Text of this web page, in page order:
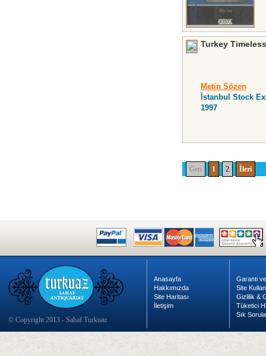
Turkey
Metin Sözen
İstanbul Stock
1997
Geri 1 2 İleri
© Copyright 2013 - Sahaf Turkuaz
Anasayfa
Hakkımızda
Site Haritası
İletişim
Garanti
Site
Gizlilik &
Tüketici
Sık